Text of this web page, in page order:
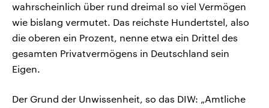
wahrscheinlich über rund dreimal so viel Vermögen
wie bislang vermutet. Das reichste Hundertstel, also
die oberen ein Prozent, nenne etwa ein Drittel des
gesamten Privatvermögens in Deutschland sein
Eigen.
Der Grund der Unwissenheit, so das DIW: „Amtliche